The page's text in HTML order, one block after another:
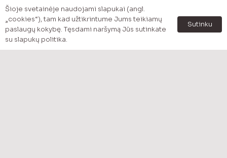
MENU
Pradzia
Katalogas
Šioje svetainėje naudojami slapukai (angl.
„cookies“), tam kad užtikrintume Jums teikiamų
paslaugų kokybę. Tęsdami naršymą Jūs sutinkate
su slapukų politika.
Sutinku